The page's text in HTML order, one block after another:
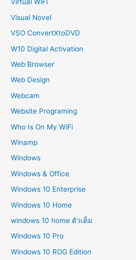
Virtual WiFi
Visual Novel
VSO ConvertXtoDVD
W10 Digital Activation
Web Browser
Web Design
Webcam
Website Programing
Who Is On My WiFi
Winamp
Windows
Windows & Office
Windows 10 Enterprise
Windows 10 Home
windows 10 home ตัวเต็ม
Windows 10 Pro
Windows 10 ROG Edition